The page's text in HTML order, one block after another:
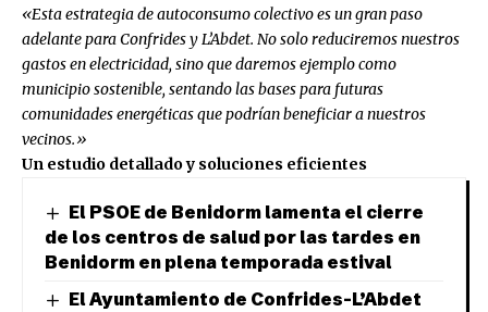
«Esta estrategia de autoconsumo colectivo es un gran paso
adelante para Confrides y L’Abdet. No solo reduciremos nuestros
gastos en electricidad, sino que daremos ejemplo como
municipio sostenible, sentando las bases para futuras
comunidades energéticas que podrían beneficiar a nuestros
vecinos.»
Un estudio detallado y soluciones eficientes
El PSOE de Benidorm lamenta el cierre
de los centros de salud por las tardes en
Benidorm en plena temporada estival
El Ayuntamiento de Confrides-L’Abdet